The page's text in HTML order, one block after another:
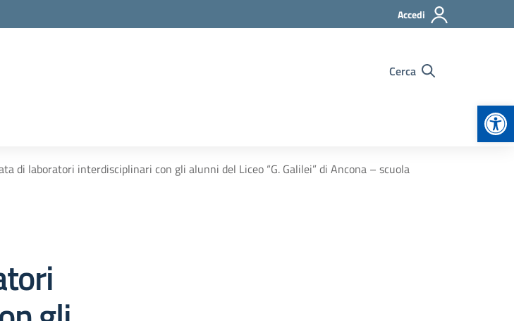
Accedi
Cerca
di laboratori interdisciplinari con gli alunni del Liceo “G. Galilei” di Ancona – scuola